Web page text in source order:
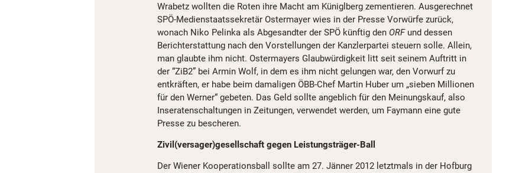
Wrabetz wollten die Roten ihre Macht am Küniglberg zementieren. Ausgerechnet
SPÖ-Medienstaatssekretär Ostermayer wies in der Presse Vorwürfe zurück,
wonach Niko Pelinka als Abgesandter der SPÖ künftig den ORFund dessen
Berichterstattung nach den Vorstellungen der Kanzlerpartei steuern solle. Allein,
man glaubte ihm nicht. Ostermayers Glaubwürdigkeit litt seit seinem Auftritt in
der “ZiB2” bei Armin Wolf, in dem es ihm nicht gelungen war, den Vorwurf zu
entkräften, er habe beim damaligen ÖBB-Chef Martin Huber um „sieben Millionen
für den Werner“ gebeten. Das Geld sollte angeblich für den Meinungskauf, also
Inseratenschaltungen in Zeitungen, verwendet werden, um Faymann eine gute
Presse zu bescheren.
Zivil(versager)gesellschaft gegen Leistungsträger-Ball
Der Wiener Kooperationsball sollte am 27. Jänner 2012 letztmals in der Hofburg